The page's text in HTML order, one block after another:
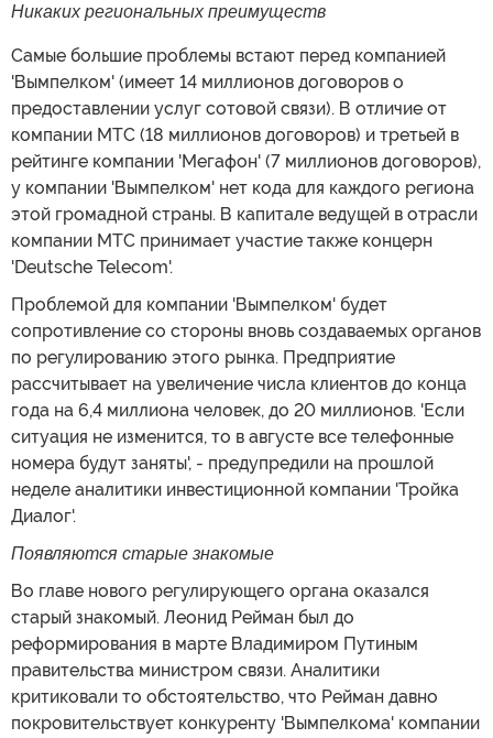
Никаких региональных преимуществ
Самые большие проблемы встают перед компанией
'Вымпелком' (имеет 14 миллионов договоров о
предоставлении услуг сотовой связи). В отличие от
компании МТС (18 миллионов договоров) и третьей в
рейтинге компании 'Мегафон' (7 миллионов договоров),
у компании 'Вымпелком' нет кода для каждого региона
этой громадной страны. В капитале ведущей в отрасли
компании МТС принимает участие также концерн
'Deutsche Telecom'.
Проблемой для компании 'Вымпелком' будет
сопротивление со стороны вновь создаваемых органов
по регулированию этого рынка. Предприятие
рассчитывает на увеличение числа клиентов до конца
года на 6,4 миллиона человек, до 20 миллионов. 'Если
ситуация не изменится, то в августе все телефонные
номера будут заняты', - предупредили на прошлой
неделе аналитики инвестиционной компании 'Тройка
Диалог'.
Появляются старые знакомые
Во главе нового регулирующего органа оказался
старый знакомый. Леонид Рейман был до
реформирования в марте Владимиром Путиным
правительства министром связи. Аналитики
критиковали то обстоятельство, что Рейман давно
покровительствует конкуренту 'Вымпелкома' компании